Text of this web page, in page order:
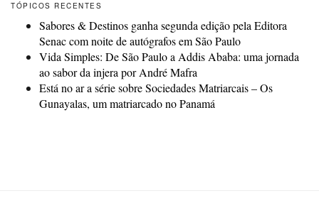
TÓPICOS RECENTES
Sabores & Destinos ganha segunda edição pela Editora
Senac com noite de autógrafos em São Paulo
Vida Simples: De São Paulo a Addis Ababa: uma jornada
ao sabor da injera por André Mafra
Está no ar a série sobre Sociedades Matriarcais – Os
Gunayalas, um matriarcado no Panamá